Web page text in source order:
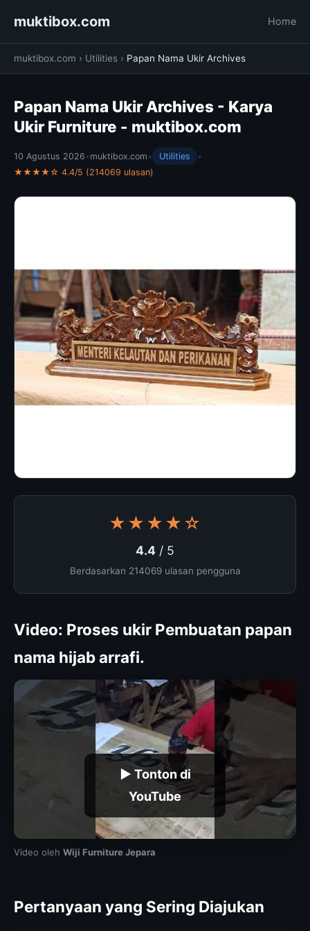
muktibox.com Home
muktibox.com › Utilities › Papan Nama Ukir Archives
Papan Nama Ukir Archives - Karya
Ukir Furniture - muktibox.com
10 Agustus 2026 • muktibox.com • Utilities
•
★★★★☆ 4.4/5 (214069 ulasan)
★★★★☆
4.4 / 5
Berdasarkan 214069 ulasan pengguna
Video: Proses ukir Pembuatan papan
nama hijab arrafi.
▶ Tonton di
YouTube
Video oleh Wiji Furniture Jepara
Pertanyaan yang Sering Diajukan